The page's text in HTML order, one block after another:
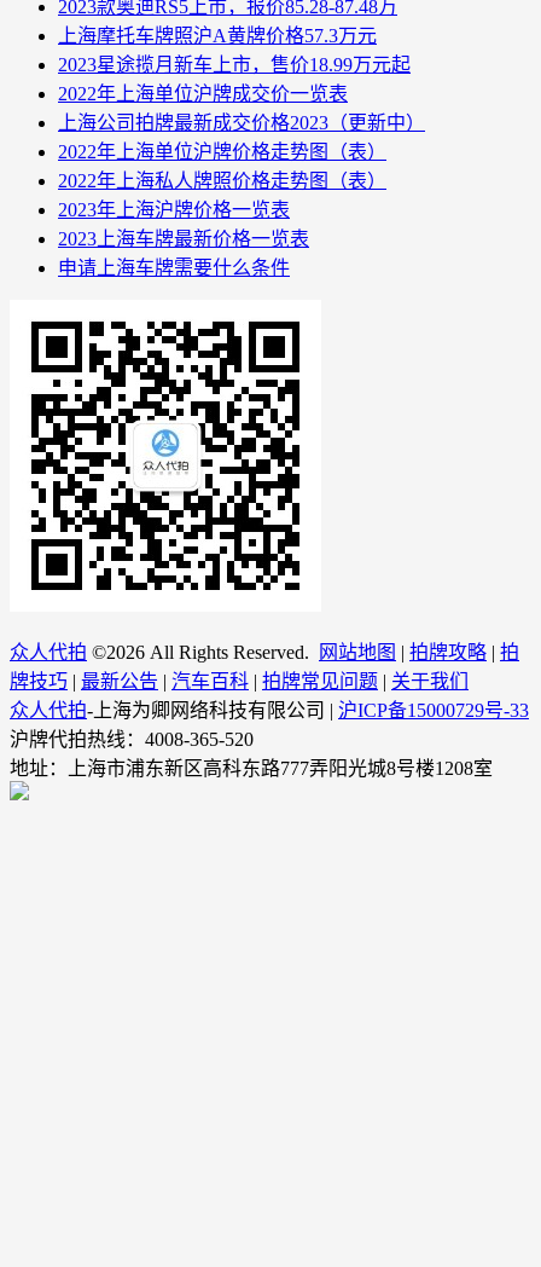
2023款奥迪RS5上市，报价85.28-87.48万
上海摩托车牌照沪A黄牌价格57.3万元
2023星途揽月新车上市，售价18.99万元起
2022年上海单位沪牌成交价一览表
上海公司拍牌最新成交价格2023（更新中）
2022年上海单位沪牌价格走势图（表）
2022年上海私人牌照价格走势图（表）
2023年上海沪牌价格一览表
2023上海车牌最新价格一览表
申请上海车牌需要什么条件
众人代拍 ©2026 All Rights Reserved. 网站地图 | 拍牌攻略 | 拍
牌技巧 | 最新公告 | 汽车百科 | 拍牌常见问题 | 关于我们
众人代拍-上海为卿网络科技有限公司 | 沪ICP备15000729号-33
沪牌代拍热线：4008-365-520
地址：上海市浦东新区高科东路777弄阳光城8号楼1208室